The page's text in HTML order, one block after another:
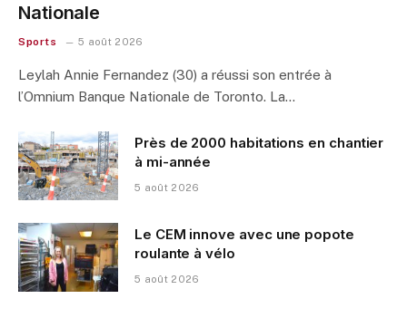
Nationale
Sports 5 août 2026
Leylah Annie Fernandez (30) a réussi son entrée à
l’Omnium Banque Nationale de Toronto. La…
Près de 2000 habitations en chantier
à mi-année
5 août 2026
Le CEM innove avec une popote
roulante à vélo
5 août 2026